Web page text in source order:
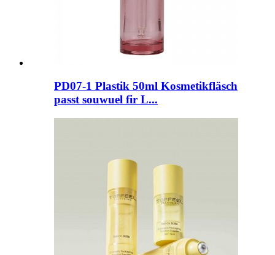
PD07-1 Plastik 50ml Kosmetikfläsch
passt souwuel fir L...